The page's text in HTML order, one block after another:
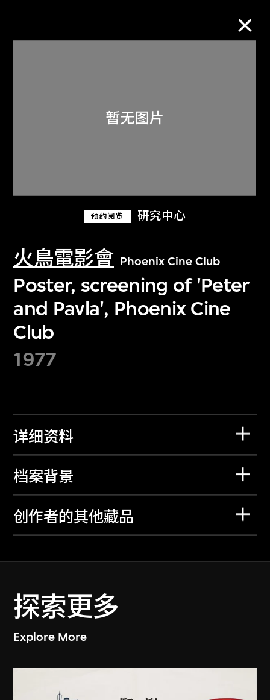
预约阅览 研究中心
火鳥電影會 Phoenix Cine Club
Poster, screening of 'Peter
and Pavla', Phoenix Cine
Club
1977
详细资料
档案背景
创作者的其他藏品
探索更多
Explore More
关于M+藏品
探索世界顶级的二十及二十一世纪视觉
文化藏品。